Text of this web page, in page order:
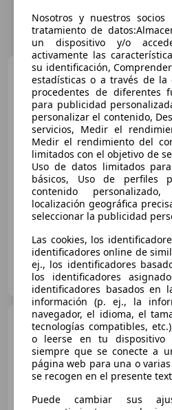
€
01/2022 55.000 km
51 kW (69 CV)
MIÑA CAR
ES-29003 MALAGA
€
Nosotros y nuestros
tratamiento de
un dispositivo y/o
activamente las
su identificación,
estadísticas o a través de la
procedentes de diferentes
para publicidad
personalizar el contenido,
servicios, Medir el
Medir el rendimiento del
limitados con el objetivo de
Uso de datos limitados
básicos, Uso de perfiles
contenido
localización geográfica
seleccionar la publicidad
Las cookies, los
identificadores online de
ej., los identificadores
los identificadores
identificadores basados en
información (p. ej., la
navegador, el idioma, el
tecnologías compatibles,
o leerse en tu dispositivo
siempre que se conecte a
página web para una o
se recogen en el presente
Puede cambiar sus